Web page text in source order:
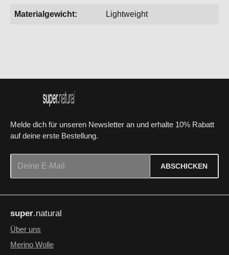
Materialgewicht: Lightweight
Melde dich für unseren Newsletter an und erhalte 10% Rabatt
auf deine erste Bestellung.
ABSCHICKEN
genommen und die
einverstanden.
Die mit einem Stern (*) markierten Felder sind Pflichtfelder.
super.natural
Über uns
Merino Wolle